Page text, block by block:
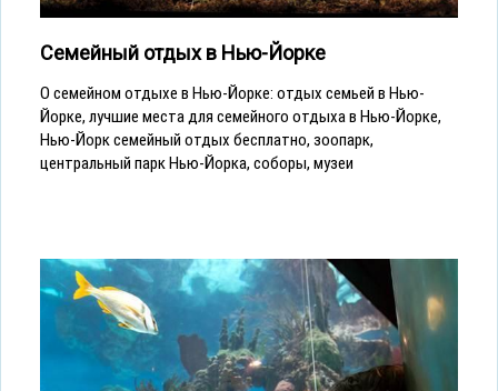
Семейный отдых в Нью-Йорке
О семейном отдыхе в Нью-Йорке: отдых семьей в Нью-
Йорке, лучшие места для семейного отдыха в Нью-Йорке,
Нью-Йорк семейный отдых бесплатно, зоопарк,
центральный парк Нью-Йорка, соборы, музеи